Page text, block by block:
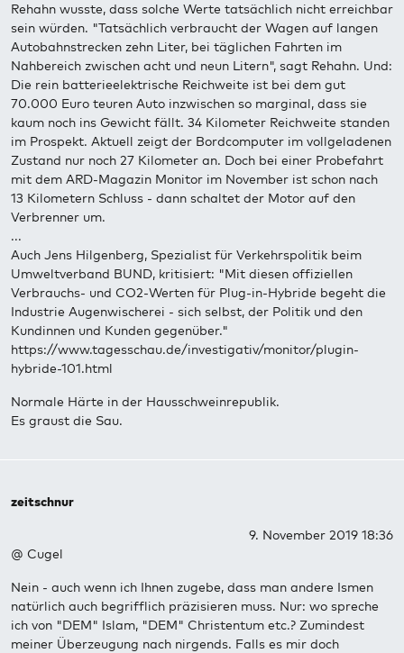
Rehahn wusste, dass solche Werte tatsächlich nicht erreichbar
sein würden. "Tatsächlich verbraucht der Wagen auf langen
Autobahnstrecken zehn Liter, bei täglichen Fahrten im
Nahbereich zwischen acht und neun Litern", sagt Rehahn. Und:
Die rein batterieelektrische Reichweite ist bei dem gut
70.000 Euro teuren Auto inzwischen so marginal, dass sie
kaum noch ins Gewicht fällt. 34 Kilometer Reichweite standen
im Prospekt. Aktuell zeigt der Bordcomputer im vollgeladenen
Zustand nur noch 27 Kilometer an. Doch bei einer Probefahrt
mit dem ARD-Magazin Monitor im November ist schon nach
13 Kilometern Schluss - dann schaltet der Motor auf den
Verbrenner um.
...
Auch Jens Hilgenberg, Spezialist für Verkehrspolitik beim
Umweltverband BUND, kritisiert: "Mit diesen offiziellen
Verbrauchs- und CO2-Werten für Plug-in-Hybride begeht die
Industrie Augenwischerei - sich selbst, der Politik und den
Kundinnen und Kunden gegenüber."
https://www.tagesschau.de/investigativ/monitor/plugin-
hybride-101.html
Normale Härte in der Hausschweinrepublik.
Es graust die Sau.
zeitschnur
9. November 2019 18:36
@ Cugel
Nein - auch wenn ich Ihnen zugebe, dass man andere Ismen
natürlich auch begrifflich präzisieren muss. Nur: wo spreche
ich von "DEM" Islam, "DEM" Christentum etc.? Zumindest
meiner Überzeugung nach nirgends. Falls es mir doch